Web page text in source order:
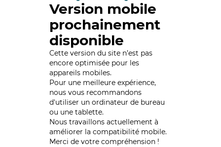
Version mobile
prochainement
disponible
Cette version du site n’est pas
encore optimisée pour les
appareils mobiles.
Pour une meilleure expérience,
nous vous recommandons
d'utiliser un ordinateur de bureau
ou une tablette.
Nous travaillons actuellement à
améliorer la compatibilité mobile.
Merci de votre compréhension !